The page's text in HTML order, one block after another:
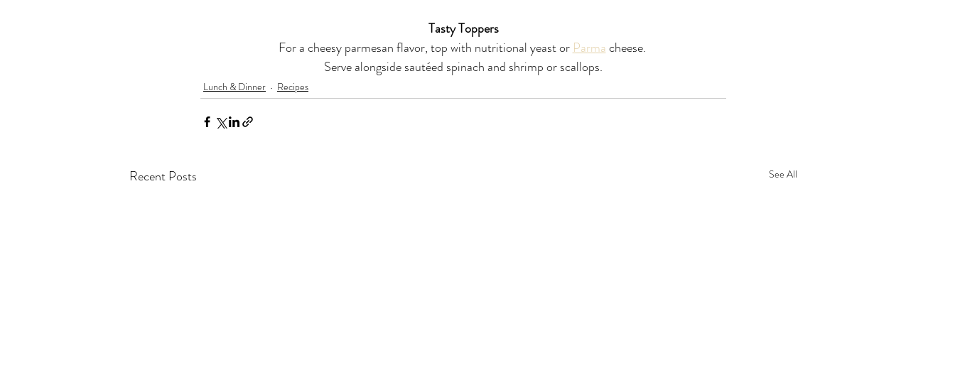
Tasty Toppers
For a cheesy parmesan flavor, top with nutritional yeast or Parma cheese.
Serve alongside sautéed spinach and shrimp or scallops.
Lunch & Dinner Recipes
Recent Posts See All